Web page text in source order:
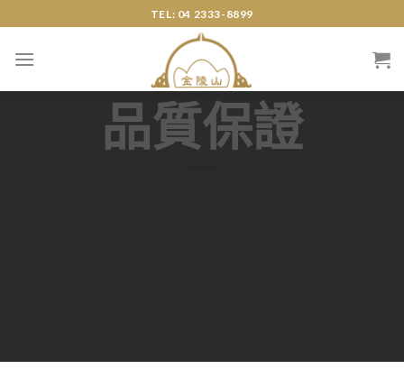
to
content
TEL: 04 2333-8899
品質保證